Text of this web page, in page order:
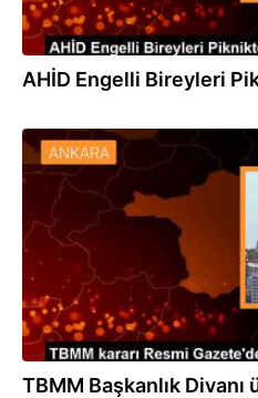
AHİD Engelli Bireyleri
16.06.2023
TBMM Başkanlık